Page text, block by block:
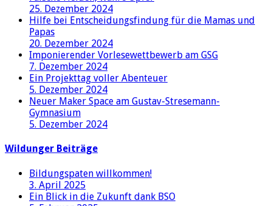
25. Dezember 2024
Hilfe bei Entscheidungsfindung für die Mamas und
Papas
20. Dezember 2024
Imponierender Vorlesewettbewerb am GSG
7. Dezember 2024
Ein Projekttag voller Abenteuer
5. Dezember 2024
Neuer Maker Space am Gustav-Stresemann-
Gymnasium
5. Dezember 2024
Wildunger Beiträge
Bildungspaten willkommen!
3. April 2025
Ein Blick in die Zukunft dank BSO